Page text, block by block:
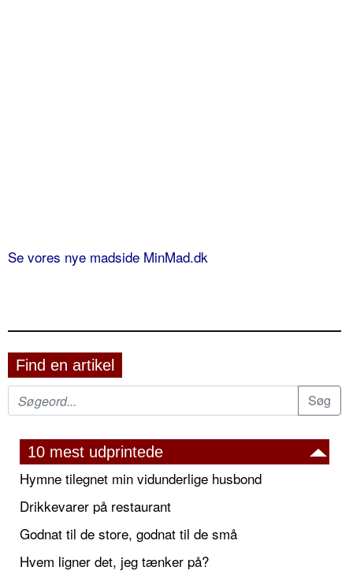
Se vores nye madside MinMad.dk
Find en artikel
10 mest udprintede
Hymne tilegnet min vidunderlige husbond
Drikkevarer på restaurant
Godnat til de store, godnat til de små
Hvem ligner det, jeg tænker på?